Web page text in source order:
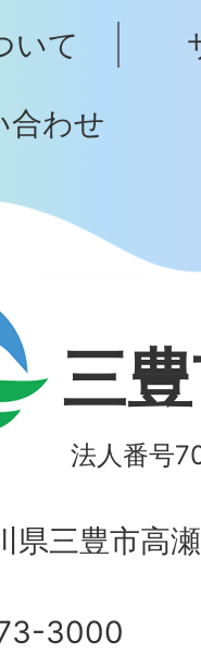
へ
いて
合わせ
三
法人番号
県三豊市高
73-3000